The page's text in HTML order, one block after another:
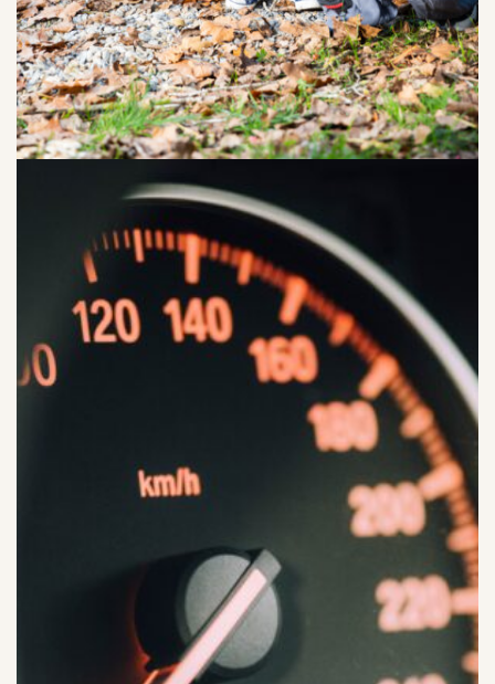
I PRISER INGÅR MEDALJ TILL VINNANDE
Gäller utvalda dagar i april – juni
TILL PAKETEN